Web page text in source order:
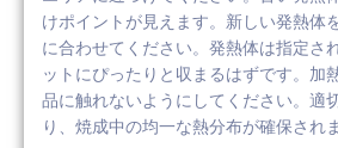
けポイントが見えます。新しい発熱体
に合わせてください。発熱体は指定さ
ットにぴったりと収まるはずです。加
品に触れないようにしてください。適
り、焼成中の均一な熱分布が確保され